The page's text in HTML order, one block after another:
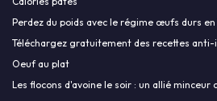
Perdez du poids avec le régime œufs durs en
Téléchargez gratuitement des recettes anti-
Oeuf au plat
Les flocons d'avoine le soir : un allié minceur